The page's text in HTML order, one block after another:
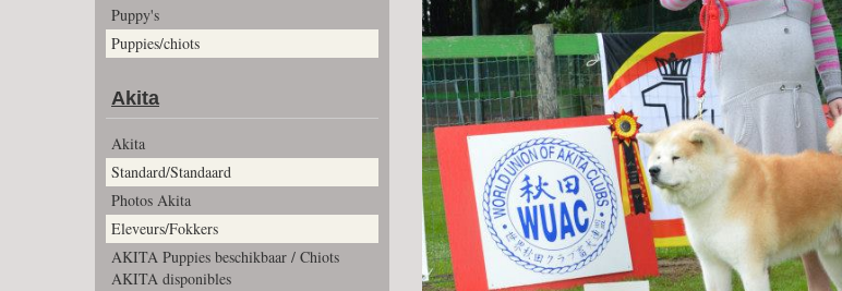
Puppy's
Puppies/chiots
Akita
Akita
Standard/Standaard
Photos Akita
Eleveurs/Fokkers
AKITA Puppies beschikbaar / Chiots
AKITA disponibles